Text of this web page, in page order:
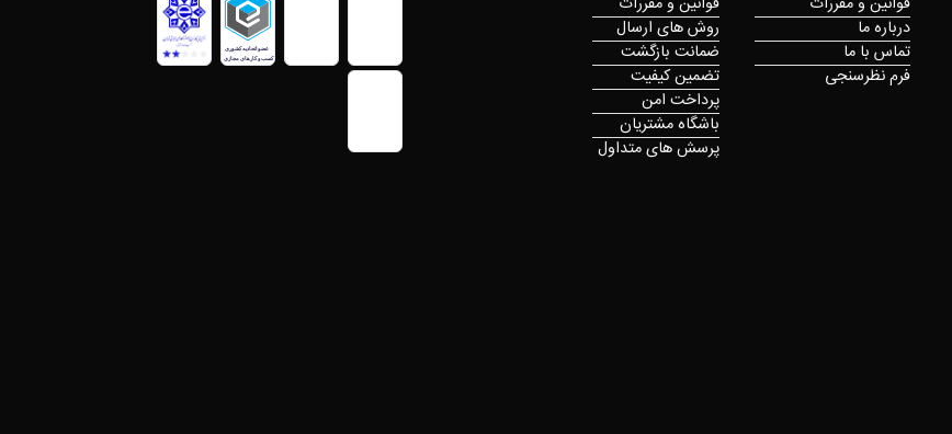
درباره ما
تماس با ما
فرم نظرسنجی
روش های ارسال
ضمانت بازگشت
تضمین کیفیت
پرداخت امن
باشگاه مشتریان
پرسش های متداول